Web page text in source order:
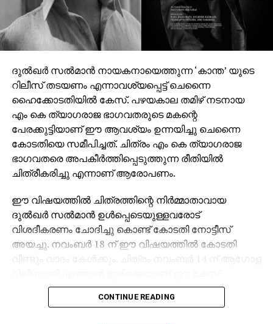
ലൈൻ പ്രൊഡ്യൂസർ- സുനിൽ സിംഗ്, പ്രൊഡക്ഷൻ
കൺട്രോളർ- അരോമ മോഹൻ, പ്രൊഡക്ഷൻ
ഡിസൈനർ- ഷാജി നടുവിൽ, ഫൈനൽ മിക്സ് – എം
ബോസ്, മേക്കപ്പ്- അമൽ ചന്ദ്രൻ, ജോർജ്
സെബാസ്റ്റ്യൻ, വസ്ത്രാലങ്കാരം- അഭിജിത്ത് സി,
വരികൾ – വിനായക് ശശികുമാർ, ഹരിത ഹരി ബാബു,
കളറിസ്റ്റ് – ലിജു പ്രഭാകർ, സംഘട്ടനം – ആക്ഷൻ
സന്തോഷ്, സൗണ്ട് ഡിസൈൻ – കിഷൻ മോഹൻ,
വിഎഫ്എക്സ് സൂപ്പർവൈസർ – എസ് സന്തോഷ്
രാജു, വിഎഫ്എക്സ് കോഓർഡിനേറ്റർ – ഡിക്സൻ പി
ജോ, വിഎഫ്എക്സ് – വിശ്വ എഫ് എക്സ്, സിങ്ക്
സൗണ്ട് – സപ്ത റെക്കോർഡ്സ്, സ്റ്റിൽസ്- നിദാദ്,
ടൈറ്റിൽ ഡിസൈൻ – ആഷിഫ് സലീം, പബ്ലിസിറ്റി
ഡിസൈൻസ്- ആൻ്റണി സ്റ്റീഫൻ, ആഷിഫ് സലീം,
ഡിജിറ്റൽ മാർക്കറ്റിംഗ്- വിഷ്ണു സുഗതൻ, ഓവർസീസ്
ഡിസ്ട്രിബൂഷൻ പാർട്ണർ- ട്രൂത് ഗ്ലോബൽ ഫിലിംസ്,
ദുല്‍ഖര്‍ സല്‍മാന്‍ നായകനായെത്തുന്ന ‘കാന്ത’ യുടെ
റിലീസ് തടയണം എന്നാവശ്യപ്പെട്ട് ചെന്നൈ
ഹൈക്കോടതിയില്‍ കേസ്. പഴയകാല തമിഴ് നടനായ
എം കെ ത്യാഗരാജ ഭാഗവതരുടെ മകന്റെ
പേരക്കുട്ടിയാണ് ഈ ആവശ്യം ഉന്നയിച്ചു ചെന്നൈ
കോടതിയെ സമീപിച്ചത്. ചിത്രം എം കെ ത്യാഗരാജ
ഭാഗവതരെ അപകീര്‍ത്തിപ്പെടുത്തുന്ന രീതിയില്‍
ചിത്രീകരിച്ചു എന്നാണ് ആരോപണം.
ഈ വിഷയത്തില്‍ ചിത്രത്തിന്റെ നിര്‍മ്മാതാവായ
ദുല്‍ഖര്‍ സല്‍മാന്‍ ഉള്‍പ്പെടെയുള്ളവരോട്
വിശദീകരണം ചോദിച്ചു കൊണ്ട് കോടതി നോട്ടീസ്
അയച്ചു. നവംബര്‍ 18 ന് ഈ വിഷയത്തില്‍ കോടതി
വീണ്ടും വാദം കേള്‍ക്കും. ചിത്രം നവംബര്‍ 14 ന് ആഗോള
തടസ്സമായി വന്നത്. സെല്‍വമണി സെല്‍വരാജ് രചിച്ചു
സംവിധാനം ചെയ്ത ചിത്രം നിര്‍മ്മിച്ചിരിക്കുന്നത്
CONTINUE READING